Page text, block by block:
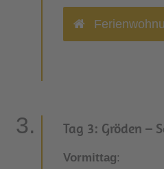
Tag 3: Gröden –
Vormittag: